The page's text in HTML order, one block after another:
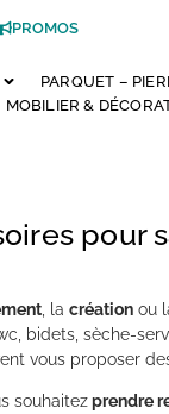
PROMOS
PARQUET –
MOBILIER &
pour
, la créationou
bidets, sèche-
vous proposer
souhaitezprendre